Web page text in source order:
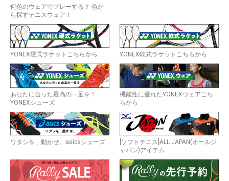
何色のウェアでプレーする？ 色か
ら探すテニスウェア！
YONEX硬式ラケットこちらから YONEX軟式ラケットこちらから
あなたに合った最高の一足を！
YONEXシューズ
機能性に優れたYONEXウェアこち
らから
ワタシを、動かせ。asicsシューズ
[ソフトテニス]ALL JAPAN(オールジ
ャパン)アイテム